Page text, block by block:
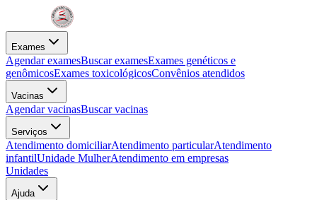
Exames
Agendar examesBuscar examesExames genéticos e
genômicosExames toxicológicosConvênios atendidos
Vacinas
Agendar vacinasBuscar vacinas
Serviços
Atendimento domiciliarAtendimento particularAtendimento
infantilUnidade MulherAtendimento em empresas
Unidades
Ajuda